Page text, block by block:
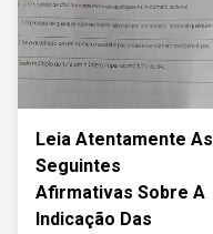
Leia Atentamente As
Seguintes
Afirmativas Sobre A
Indicação Das